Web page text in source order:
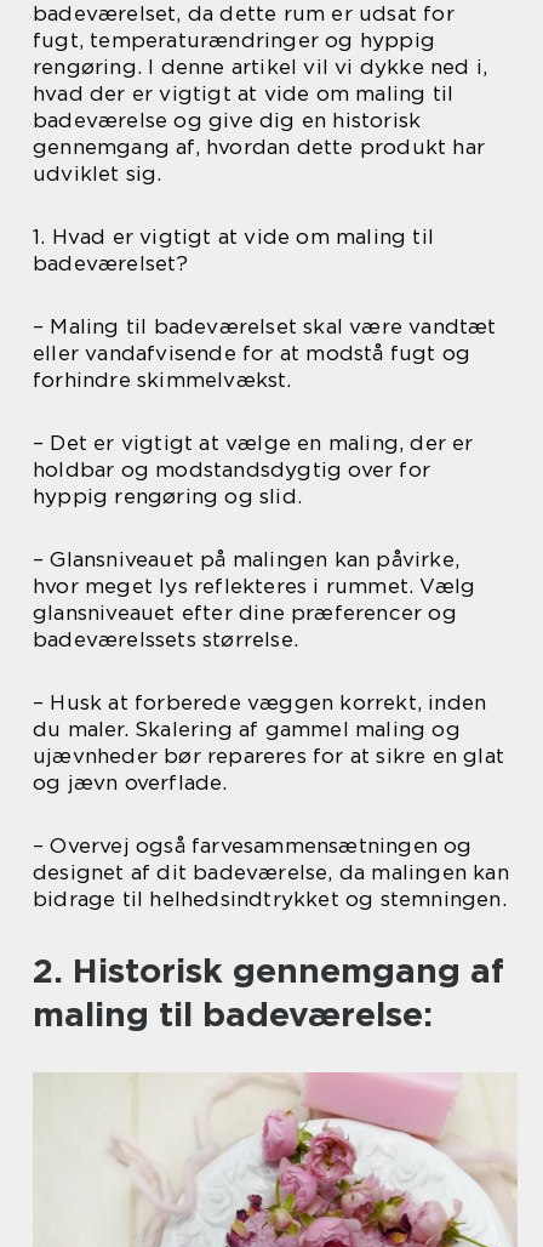
badeværelset, da dette rum er udsat for
fugt, temperaturændringer og hyppig
rengøring. I denne artikel vil vi dykke ned i,
hvad der er vigtigt at vide om maling til
badeværelse og give dig en historisk
gennemgang af, hvordan dette produkt har
udviklet sig.
1. Hvad er vigtigt at vide om maling til
badeværelset?
– Maling til badeværelset skal være vandtæt
eller vandafvisende for at modstå fugt og
forhindre skimmelvækst.
– Det er vigtigt at vælge en maling, der er
holdbar og modstandsdygtig over for
hyppig rengøring og slid.
– Glansniveauet på malingen kan påvirke,
hvor meget lys reflekteres i rummet. Vælg
glansniveauet efter dine præferencer og
badeværelssets størrelse.
– Husk at forberede væggen korrekt, inden
du maler. Skalering af gammel maling og
ujævnheder bør repareres for at sikre en glat
og jævn overflade.
– Overvej også farvesammensætningen og
designet af dit badeværelse, da malingen kan
bidrage til helhedsindtrykket og stemningen.
2. Historisk gennemgang af
maling til badeværelse: